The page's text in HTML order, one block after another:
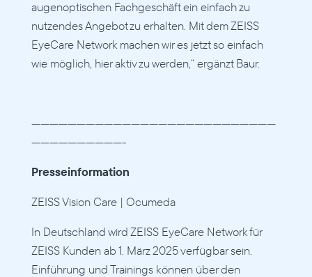
augenoptischen Fachgeschäft ein einfach zu
nutzendes Angebot zu erhalten. Mit dem ZEISS
EyeCare Network machen wir es jetzt so einfach
wie möglich, hier aktiv zu werden,“ ergänzt Baur.
———————————————————————————
——————————-
Presseinformation
ZEISS Vision Care | Ocumeda
In Deutschland wird ZEISS EyeCare Network für
ZEISS Kunden ab 1. März 2025 verfügbar sein.
Einführung und Trainings können über den